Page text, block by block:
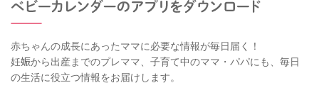
赤ちゃんの成長にあったママに必要な情報が毎日届く！
妊娠から出産までのプレママ、子育て中のママ・パパにも、毎日
の生活に役立つ情報をお届けします。